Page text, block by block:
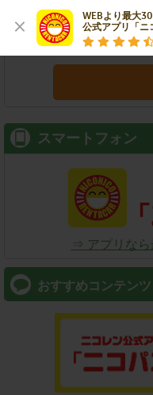
WEBより最大30
公式アプリ「ニ
スマートフォン
⇒ アプリなら
おすすめコンテンツ